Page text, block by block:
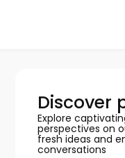
Discover
Explore
perspectives on
fresh ideas and
conversations